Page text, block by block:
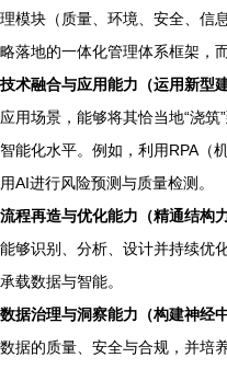
理模块（质量、环境、安全、信
略落地的一体化管理体系框架，
技术融合与应用能力（运用新型建
应用场景，能够将其恰当地“浇筑
智能化水平。例如，利用RPA（
用AI进行风险预测与质量检测。
流程再造与优化能力（精通结构力
能够识别、分析、设计并持续优
承载数据与智能。
数据治理与洞察能力（构建神经中
数据的质量、安全与合规，并培